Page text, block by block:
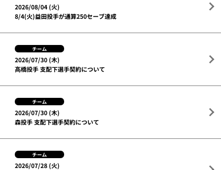
2026/08/04 (火)
8/4(火)益田投手が通算250セーブ達成
チーム
2026/07/30 (木)
髙橋投手 支配下選手契約について
チーム
2026/07/30 (木)
森投手 支配下選手契約について
チーム
2026/07/28 (火)